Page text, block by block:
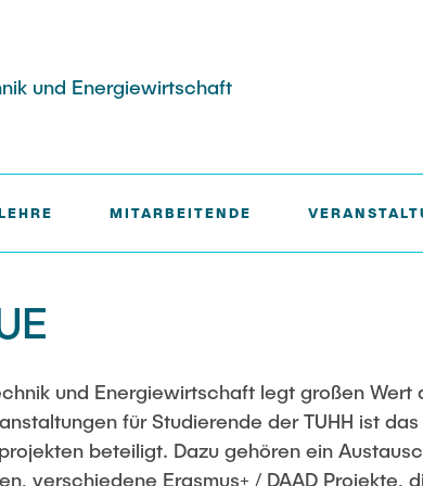
und Energiewirtschaft
Publikationen
Algerien und
MITARBEITENDE
Green Hydrogen
Grüner Kohlenstoff
Green Hydrogen
und Energiewirtschaft legt großen Wert
für Studierende der TUHH ist
beteiligt. Dazu gehören ein
verschiedene Erasmus+ / DAAD Projekte,